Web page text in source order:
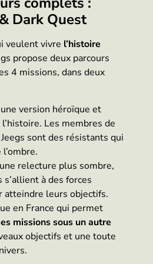
Dark Quest
veulent vivre l’histoire
propose deux parcours
4 missions, dans deux
version héroïque et
Les membres de
sont des résistants qui
relecture plus sombre,
à des forces
atteindre leurs objectifs.
en France qui permet
missions sous un autre
objectifs et une toute